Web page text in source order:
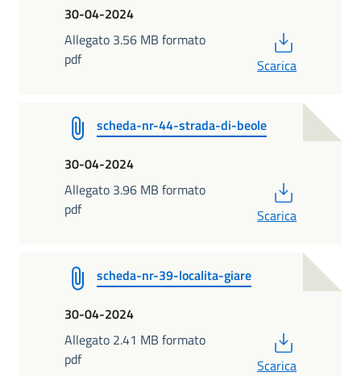
30-04-2024
Allegato 3.56 MB formato
pdf
Scarica
scheda-nr-44-strada-di-beole
30-04-2024
Allegato 3.96 MB formato
pdf
Scarica
scheda-nr-39-localita-giare
30-04-2024
Allegato 2.41 MB formato
pdf
Scarica